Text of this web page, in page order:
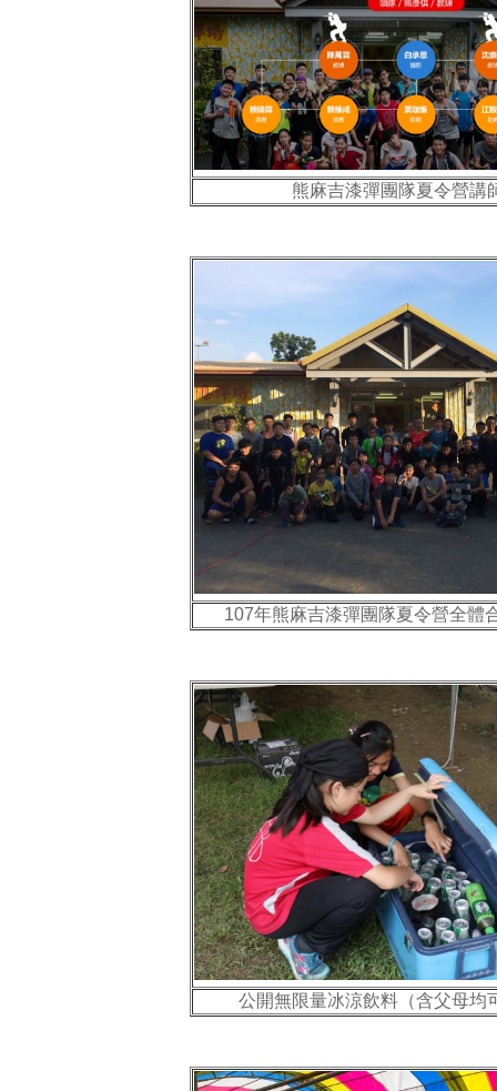
熊麻吉漆彈團隊夏令營講
107年熊麻吉漆彈團隊夏令營全體
公開無限量冰涼飲料（含父母均